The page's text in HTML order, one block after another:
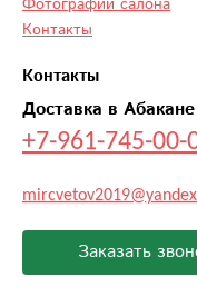
Контакты
Доставка в Абакане
+7-961-745-00-
Заказать
Фотографии салона
Контакты